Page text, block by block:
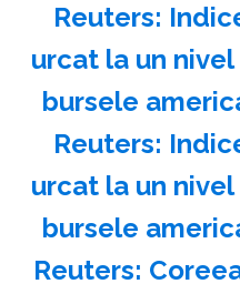
Reuters:
urcat la un
bursele
Reuters:
urcat la un
bursele
Reuters: